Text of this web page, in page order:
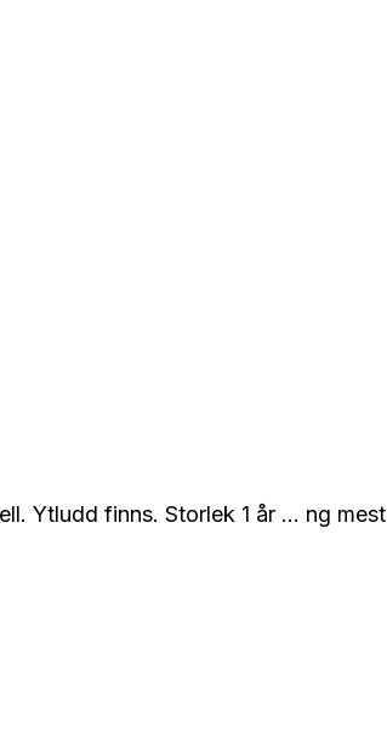
Ytludd finns. Storlek 1 år … ng mest